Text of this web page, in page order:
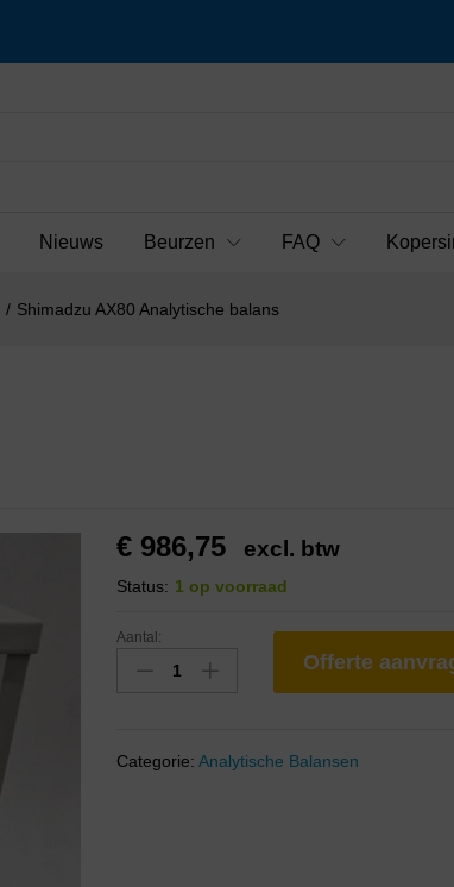
Nieuws Beurzen FAQ
/ Shimadzu AX80 Analytische balans
€ 986,75 excl. btw
Status: 1 op voorraad
Aantal:
Offerte
Categorie:Analytische Balansen